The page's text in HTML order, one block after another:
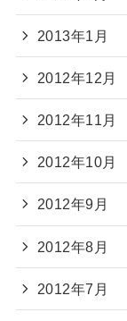
2013年1月
2012年12月
2012年11月
2012年10月
2012年9月
2012年8月
2012年7月